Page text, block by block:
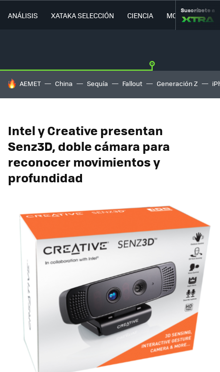
ANÁLISIS XATAKA SELECCIÓN CIENCIA MOVILIDAD
Suscríbete a
HOY SE HABLA DE
AEMET China Sequía Fallout Generación Z
Intel y Creative presentan
Senz3D, doble cámara para
reconocer movimientos y
profundidad